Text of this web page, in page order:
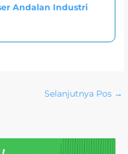
Andalan Industri
Selanjutnya Pos →